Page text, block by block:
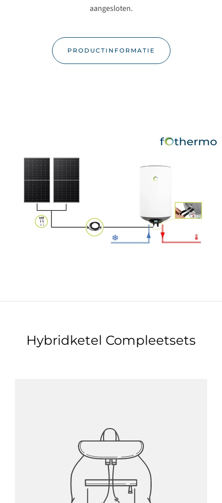
aangesloten.
PRODUCTINFORMATIE
Hybridketel Compleetsets